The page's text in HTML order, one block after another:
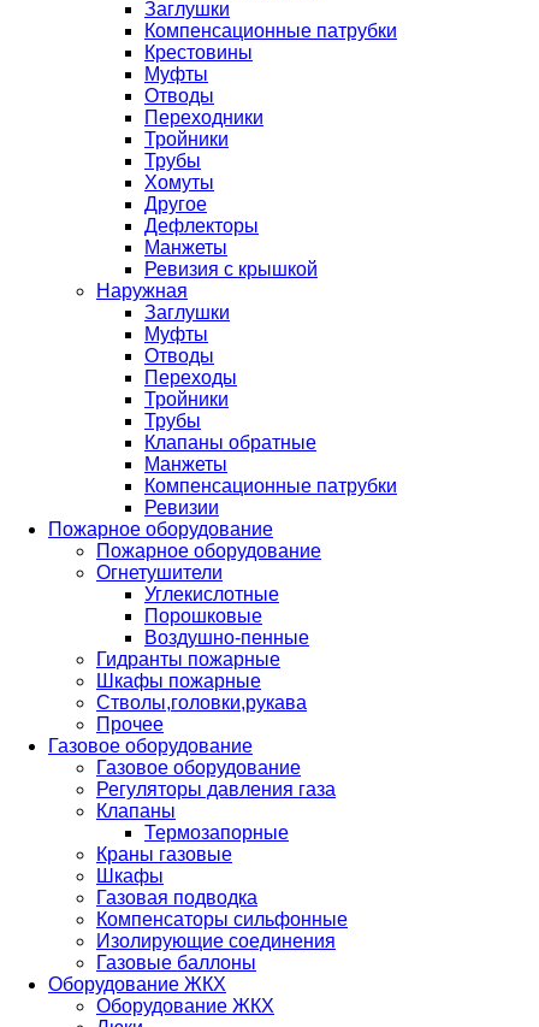
Заглушки
Компенсационные патрубки
Крестовины
Муфты
Отводы
Переходники
Тройники
Трубы
Хомуты
Другое
Дефлекторы
Манжеты
Ревизия с крышкой
Наружная
Заглушки
Муфты
Отводы
Переходы
Тройники
Трубы
Клапаны обратные
Манжеты
Компенсационные патрубки
Ревизии
Пожарное оборудование
Пожарное оборудование
Огнетушители
Углекислотные
Порошковые
Воздушно-пенные
Гидранты пожарные
Шкафы пожарные
Стволы,головки,рукава
Прочее
Газовое оборудование
Газовое оборудование
Регуляторы давления газа
Клапаны
Термозапорные
Краны газовые
Шкафы
Газовая подводка
Компенсаторы сильфонные
Изолирующие соединения
Газовые баллоны
Оборудование ЖКХ
Оборудование ЖКХ